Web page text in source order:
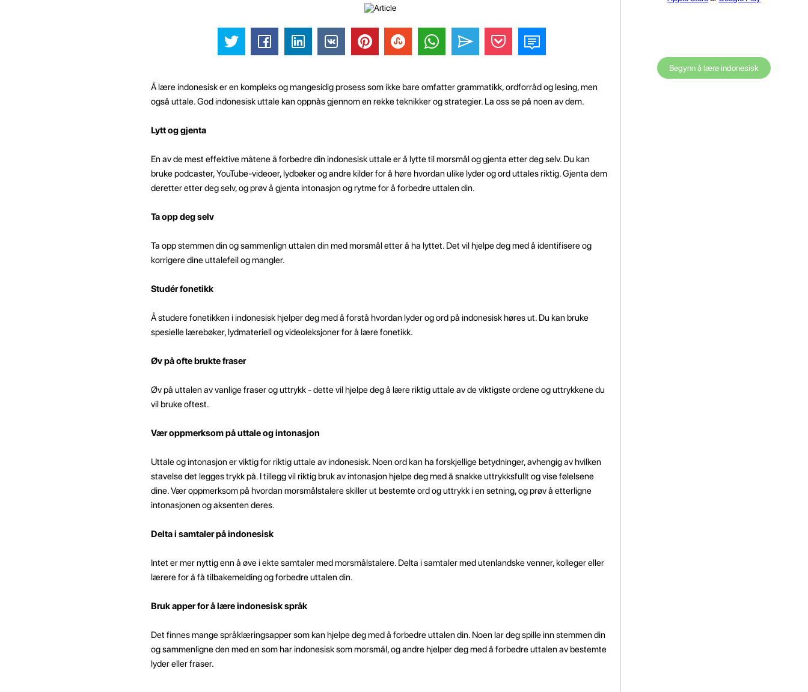
Å lære indonesisk er en kompleks og mangesidig prosess som ikke bare omfatter grammatikk, ordforråd og lesing, men
også uttale. God indonesisk uttale kan oppnås gjennom en rekke teknikker og strategier. La oss se på noen av dem.
Lytt og gjenta
En av de mest effektive måtene å forbedre din indonesisk uttale er å lytte til morsmål og gjenta etter deg selv. Du kan
bruke podcaster, YouTube-videoer, lydbøker og andre kilder for å høre hvordan ulike lyder og ord uttales riktig. Gjenta dem
deretter etter deg selv, og prøv å gjenta intonasjon og rytme for å forbedre uttalen din.
Ta opp deg selv
Ta opp stemmen din og sammenlign uttalen din med morsmål etter å ha lyttet. Det vil hjelpe deg med å identifisere og
korrigere dine uttalefeil og mangler.
Studér fonetikk
Å studere fonetikken i indonesisk hjelper deg med å forstå hvordan lyder og ord på indonesisk høres ut. Du kan bruke
spesielle lærebøker, lydmateriell og videoleksjoner for å lære fonetikk.
Øv på ofte brukte fraser
Øv på uttalen av vanlige fraser og uttrykk - dette vil hjelpe deg å lære riktig uttale av de viktigste ordene og uttrykkene du
vil bruke oftest.
Vær oppmerksom på uttale og intonasjon
Uttale og intonasjon er viktig for riktig uttale av indonesisk. Noen ord kan ha forskjellige betydninger, avhengig av hvilken
stavelse det legges trykk på. I tillegg vil riktig bruk av intonasjon hjelpe deg med å snakke uttrykksfullt og vise følelsene
dine. Vær oppmerksom på hvordan morsmålstalere skiller ut bestemte ord og uttrykk i en setning, og prøv å etterligne
intonasjonen og aksenten deres.
Delta i samtaler på indonesisk
Intet er mer nyttig enn å øve i ekte samtaler med morsmålstalere. Delta i samtaler med utenlandske venner, kolleger eller
lærere for å få tilbakemelding og forbedre uttalen din.
Bruk apper for å lære indonesisk språk
Det finnes mange språklæringsapper som kan hjelpe deg med å forbedre uttalen din. Noen lar deg spille inn stemmen din
og sammenligne den med en som har indonesisk som morsmål, og andre hjelper deg med å forbedre uttalen av bestemte
lyder eller fraser.
Begynn å lære indonesisk